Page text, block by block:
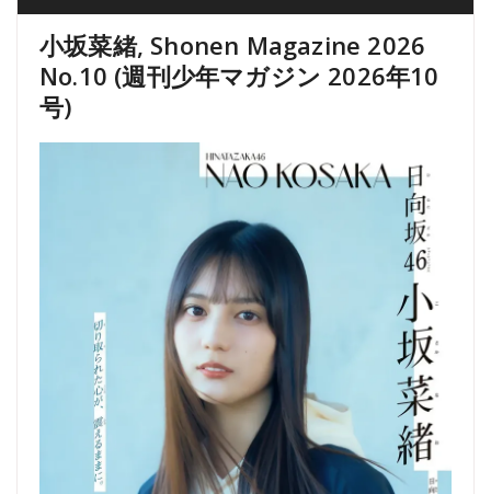
小坂菜緒, Shonen Magazine 2026
No.10 (週刊少年マガジン 2026年10
号)